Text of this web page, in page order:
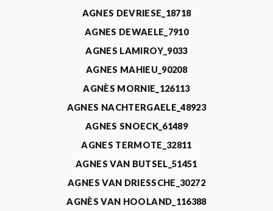
AGNES DEVRIESE_18718
AGNES DEWAELE_7910
AGNES LAMIROY_9033
AGNES MAHIEU_90208
AGNÈS MORNIE_126113
AGNES NACHTERGAELE_48923
AGNES SNOECK_61489
AGNES TERMOTE_32811
AGNES VAN BUTSEL_51451
AGNES VAN DRIESSCHE_30272
AGNÈS VAN HOOLAND_116388